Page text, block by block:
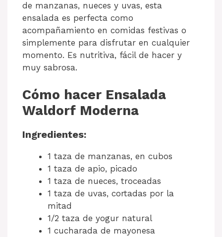
de manzanas, nueces y uvas, esta
ensalada es perfecta como
acompañamiento en comidas festivas o
simplemente para disfrutar en cualquier
momento. Es nutritiva, fácil de hacer y
muy sabrosa.
Cómo hacer Ensalada
Waldorf Moderna
Ingredientes:
1 taza de manzanas, en cubos
1 taza de apio, picado
1 taza de nueces, troceadas
1 taza de uvas, cortadas por la
mitad
1/2 taza de yogur natural
1 cucharada de mayonesa